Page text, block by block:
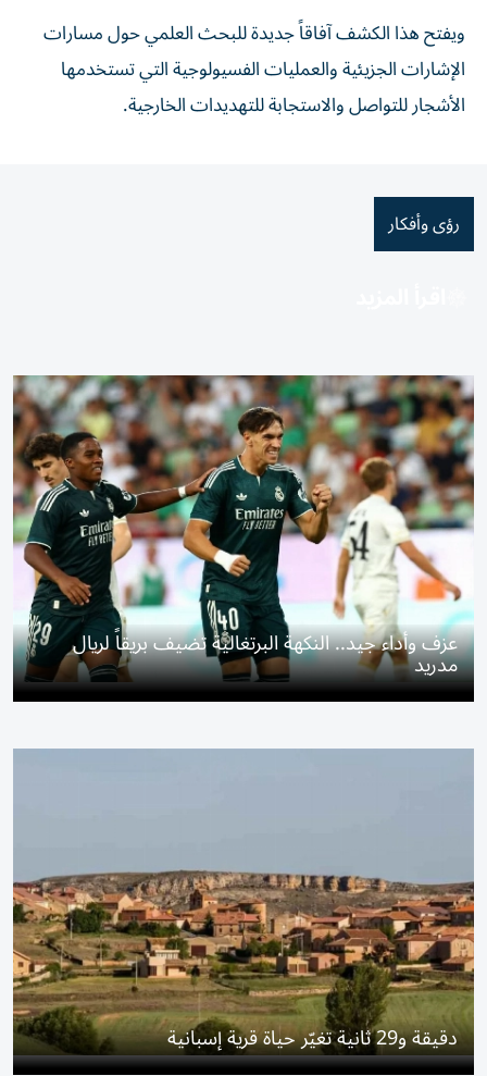
ويفتح هذا الكشف آفاقاً جديدة للبحث العلمي حول مسارات
الإشارات الجزيئية والعمليات الفسيولوجية التي تستخدمها
الأشجار للتواصل والاستجابة للتهديدات الخارجية.
رؤى وأفكار
عزف وأداء جيد.. النكهة البرتغالية تضيف بريقاً لريال
مدريد
دقيقة و29 ثانية تغيّر حياة قرية إسبانية